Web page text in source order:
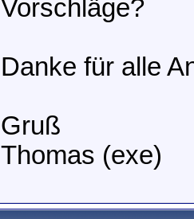
Vorschläge?
Danke für alle
Gruß
Thomas (exe)